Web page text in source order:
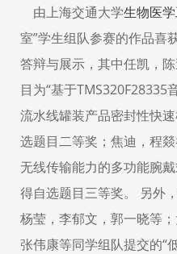
由上海交通大学生物医
室”学生组队参赛的作品喜
答辩与展示，其中任凯，
目为“基于
流水线罐装产品密封性快
选题目二等奖；焦迪，程
无线传输能力的多功能腕
得自选题目三等奖。 另外
杨莹，李郁文，郭一晓等
张伟康等同学组队提交的“